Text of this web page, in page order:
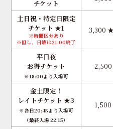
チケット
土日祝・特定日限定
チケット ★1
※時間区分あり
※但し、日曜は21:00終了
3,300
平日夜
お得チケット
※18:00より入場可
2,500
金土限定！
レイトチケット ★3
※各日20:45より入場可
（最終入場 22:15）
1,500